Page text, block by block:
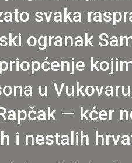
svaka
ogranak
u
— kćer
i nestalih